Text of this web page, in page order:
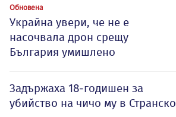
Обновена
Украйна увери, че не е
насочвала дрон срещу
България умишлено
Задържаха 18-годишен за
убийство на чичо му в Странско